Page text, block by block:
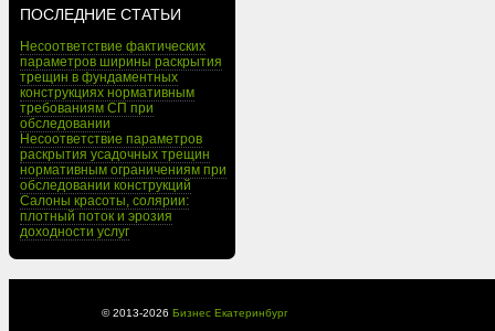
ПОСЛЕДНИЕ СТАТЬИ
Несоответствие фактических
параметров ширины раскрытия
трещин в фундаментных
конструкциях нормативным
требованиям СП при
обследовании
Несоответствие параметров
раскрытия усадочных трещин
нормативным ограничениям при
обследовании конструкций
Салоны красоты, солярии:
плотный поток и эрозия
доходности услуг
© 2013-2026 Бизнес Екатеринбург